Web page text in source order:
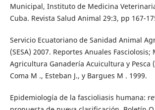
Municipal, Instituto de Medicina
Cuba. Revista Salud Animal 29:3, pp 167-
Servicio Ecuatoriano de Sanidad Animal
(SESA) 2007. Reportes Anuales
Agricultura Ganadería Acuicultura y Pesca
Coma M ., Esteban J., y Bargues M . 1999.
Epidemiología de la fascioliasis humana: